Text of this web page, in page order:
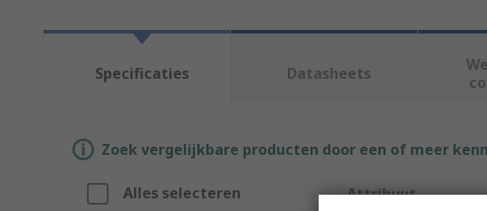
Specificaties Datasheets
Zoek vergelijkbare producten door een of meer
Alles selecteren Attribuut